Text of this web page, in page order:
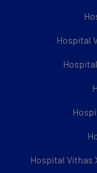
Hospital
Hospital Vithas